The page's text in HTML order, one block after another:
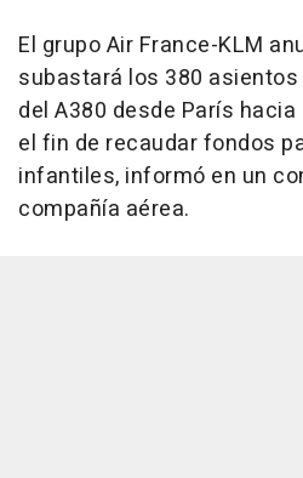
El grupo Air France-KLM
subastará los 380
del A380 desde París
el fin de recaudar fondos
infantiles, informó en un
compañía aérea.